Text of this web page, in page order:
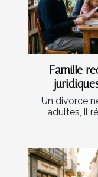
Famille
Un divorce
adultes, il